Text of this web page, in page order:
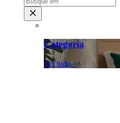
Categoria
Ver tudo >